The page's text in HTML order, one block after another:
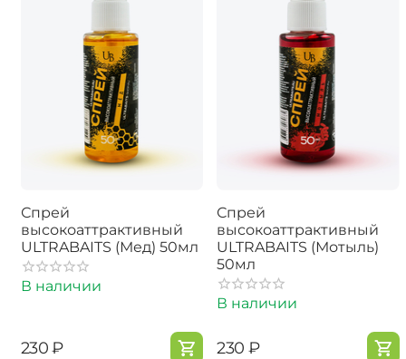
Спрей
высокоаттрактивный
ULTRABAITS (Мед) 50мл
В наличии
‍230‍ ₽
Спрей
высокоаттрактивный
ULTRABAITS (Мотыль)
50мл
В наличии
‍230‍ ₽